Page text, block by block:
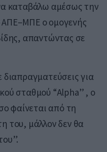
καταβάλω αμέσως την
ο ομογενής
απαντώντας σε
διαπραγματεύσεις για
σταθμού “Alpha” , ο
φαίνεται από τη
του, μάλλον δεν θα